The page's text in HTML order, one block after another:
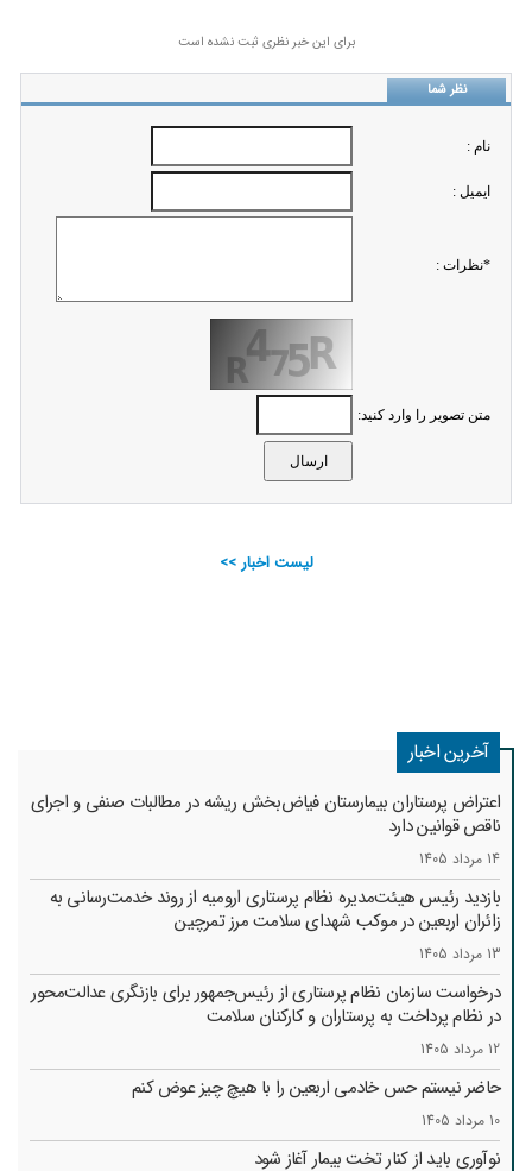
برای این خبر نظری ثبت نشده است
نظر شما
نام :
ايميل :
*نظرات :
متن تصویر را وارد کنید:
لیست اخبار >>
آخرین اخبار
اعتراض پرستاران بیمارستان فیاض‌بخش ریشه در مطالبات صنفی و اجرای
ناقص قوانین دارد
14 مرداد 1405
بازدید رئیس هیئت‌مدیره نظام پرستاری ارومیه از روند خدمت‌رسانی به
زائران اربعین در موکب شهدای سلامت مرز تمرچین
13 مرداد 1405
درخواست سازمان نظام پرستاری از رئیس‌جمهور برای بازنگری عدالت‌محور
در نظام پرداخت به پرستاران و کارکنان سلامت
12 مرداد 1405
حاضر نیستم حس خادمی اربعین را با هیچ چیز عوض کنم
10 مرداد 1405
نوآوری باید از کنار تخت بیمار آغاز شود